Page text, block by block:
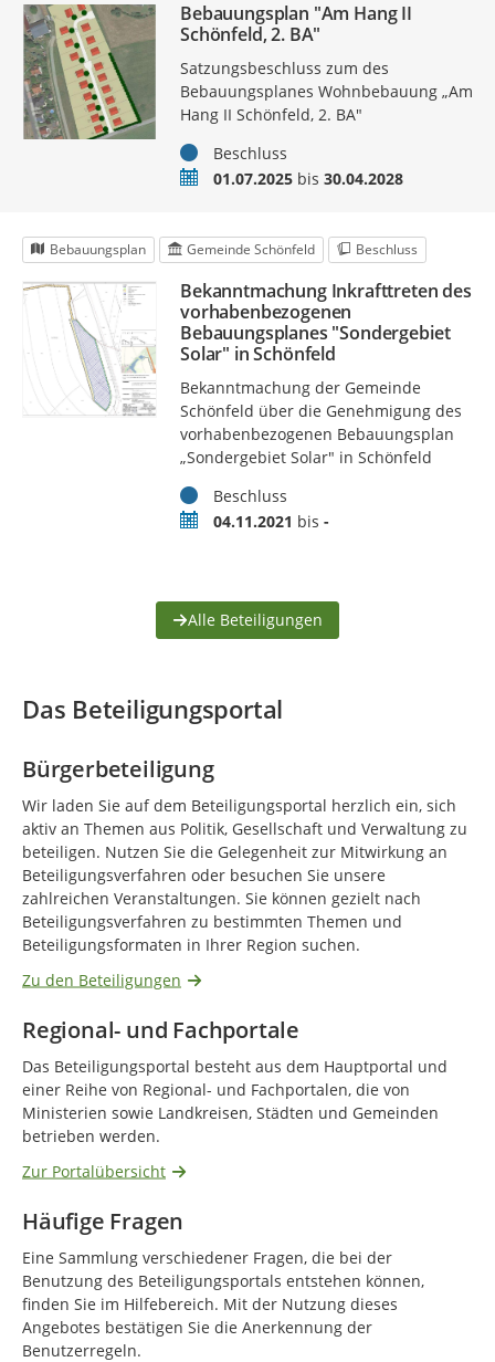
Bebauungsplan "Am Hang II
Schönfeld, 2. BA"
Satzungsbeschluss zum des
Bebauungsplanes Wohnbebauung „Am
Hang II Schönfeld, 2. BA"
StatusBeschluss
Zeitraum01.07.2025bis 30.04.2028
Bebauungsplan Gemeinde Schönfeld Beschluss
Bekanntmachung Inkrafttreten des
vorhabenbezogenen
Bebauungsplanes "Sondergebiet
Solar" in Schönfeld
Bekanntmachung der Gemeinde
Schönfeld über die Genehmigung des
vorhabenbezogenen Bebauungsplan
„Sondergebiet Solar" in Schönfeld
StatusBeschluss
Zeitraum04.11.2021 bis -
Alle Beteiligungen
Das Beteiligungsportal
Bürgerbeteiligung
Wir laden Sie auf dem Beteiligungsportal herzlich ein, sich
aktiv an Themen aus Politik, Gesellschaft und Verwaltung zu
beteiligen. Nutzen Sie die Gelegenheit zur Mitwirkung an
Beteiligungsverfahren oder besuchen Sie unsere
zahlreichen Veranstaltungen. Sie können gezielt nach
Beteiligungsverfahren zu bestimmten Themen und
Beteiligungsformaten in Ihrer Region suchen.
Zu den Beteiligungen
Regional- und Fachportale
Das Beteiligungsportal besteht aus dem Hauptportal und
einer Reihe von Regional- und Fachportalen, die von
Ministerien sowie Landkreisen, Städten und Gemeinden
betrieben werden.
Zur Portalübersicht
Häufige Fragen
Eine Sammlung verschiedener Fragen, die bei der
Benutzung des Beteiligungsportals entstehen können,
finden Sie im Hilfebereich. Mit der Nutzung dieses
Angebotes bestätigen Sie die Anerkennung der
Benutzerregeln.